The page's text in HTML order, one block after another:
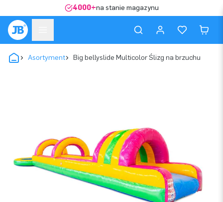
4000+na stanie magazynu
Asortyment Big bellyslide Multicolor Ślizg na brzuchu